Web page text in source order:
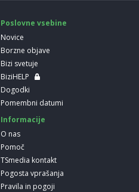
Poslovne vsebine
Novice
Borzne objave
Bizi svetuje
BiziHELP
Dogodki
Pomembni datumi
Informacije
O nas
Pomoč
TSmedia kontakt
Pogosta vprašanja
Pravila in pogoji